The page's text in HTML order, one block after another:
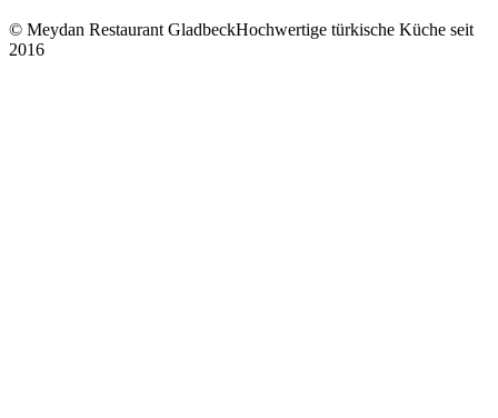
© Meydan Restaurant GladbeckHochwertige türkische Küche seit
2016